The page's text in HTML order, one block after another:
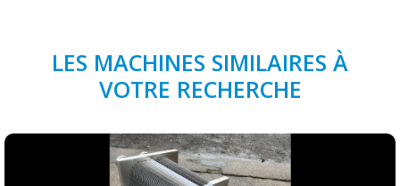
LES MACHINES SIMILAIRES À
VOTRE RECHERCHE